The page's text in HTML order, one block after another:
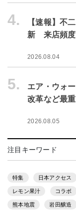
4.
【速報】不
新 来店頻度
2026.08.04
5.
エア・ウォ
改革など最
2026.08.05
注目キーワード
特集 日本アクセス
レモン果汁 コラボ
熊本地震 岩田醸造